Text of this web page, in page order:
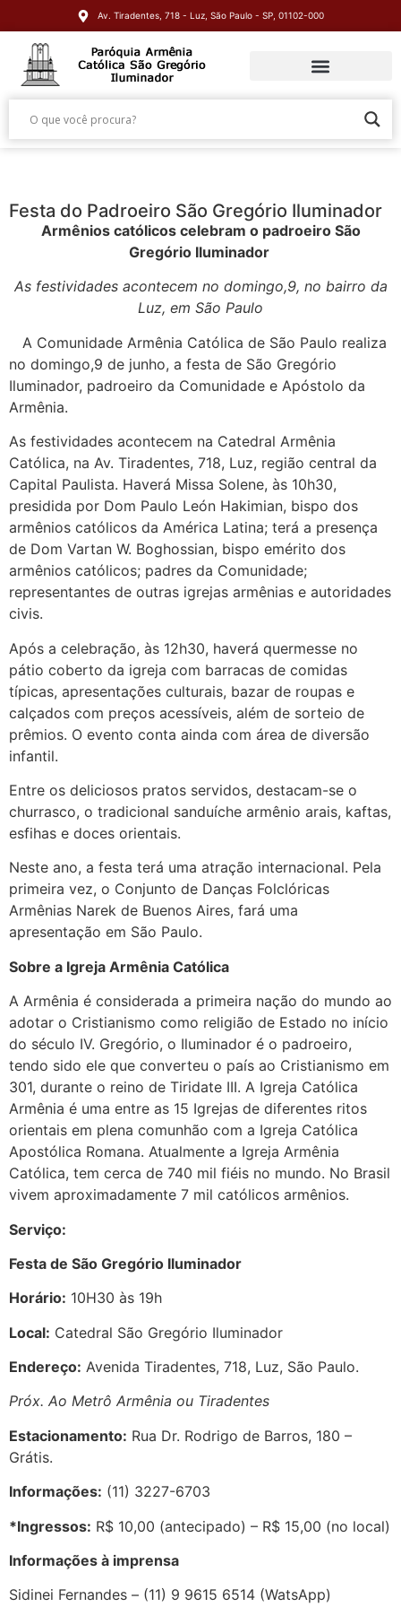
Av. Tiradentes, 718 - Luz, São Paulo - SP, 01102-000
Festa do Padroeiro São Gregório Iluminador
Armênios católicos celebram o padroeiro São
Gregório Iluminador
As festividades acontecem no domingo,9, no bairro da
Luz, em São Paulo
A Comunidade Armênia Católica de São Paulo realiza
no domingo,9 de junho, a festa de São Gregório
Iluminador, padroeiro da Comunidade e Apóstolo da
Armênia.
As festividades acontecem na Catedral Armênia
Católica, na Av. Tiradentes, 718, Luz, região central da
Capital Paulista. Haverá Missa Solene, às 10h30,
presidida por Dom Paulo León Hakimian, bispo dos
armênios católicos da América Latina; terá a presença
de Dom Vartan W. Boghossian, bispo emérito dos
armênios católicos; padres da Comunidade;
representantes de outras igrejas armênias e autoridades
civis.
Após a celebração, às 12h30, haverá quermesse no
pátio coberto da igreja com barracas de comidas
típicas, apresentações culturais, bazar de roupas e
calçados com preços acessíveis, além de sorteio de
prêmios. O evento conta ainda com área de diversão
infantil.
Entre os deliciosos pratos servidos, destacam-se o
churrasco, o tradicional sanduíche armênio arais, kaftas,
esfihas e doces orientais.
Neste ano, a festa terá uma atração internacional. Pela
primeira vez, o Conjunto de Danças Folclóricas
Armênias Narek de Buenos Aires, fará uma
apresentação em São Paulo.
Sobre a Igreja Armênia Católica
A Armênia é considerada a primeira nação do mundo ao
adotar o Cristianismo como religião de Estado no início
do século IV. Gregório, o Iluminador é o padroeiro,
tendo sido ele que converteu o país ao Cristianismo em
301, durante o reino de Tiridate III. A Igreja Católica
Armênia é uma entre as 15 Igrejas de diferentes ritos
orientais em plena comunhão com a Igreja Católica
Apostólica Romana. Atualmente a Igreja Armênia
Católica, tem cerca de 740 mil fiéis no mundo. No Brasil
vivem aproximadamente 7 mil católicos armênios.
Serviço:
Festa de São Gregório Iluminador
Horário: 10H30 às 19h
Local: Catedral São Gregório Iluminador
Endereço: Avenida Tiradentes, 718, Luz, São Paulo.
Próx. Ao Metrô Armênia ou Tiradentes
Estacionamento: Rua Dr. Rodrigo de Barros, 180 –
Grátis.
Informações: (11) 3227-6703
*Ingressos: R$ 10,00 (antecipado) – R$ 15,00 (no local)
Informações à imprensa
Sidinei Fernandes – (11) 9 9615 6514 (WatsApp)